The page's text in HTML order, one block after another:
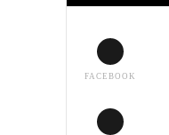
FACEBOOK